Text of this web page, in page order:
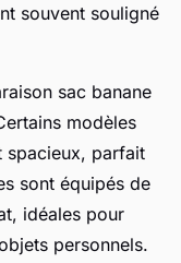
souvent souligné
sac banane
modèles
spacieux, parfait
sont équipés de
idéales pour
personnels.